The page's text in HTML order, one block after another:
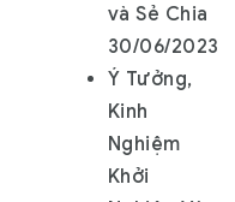
và Sẻ Chia
30/06/2023
Ý Tưởng,
Kinh
Nghiệm
Khởi